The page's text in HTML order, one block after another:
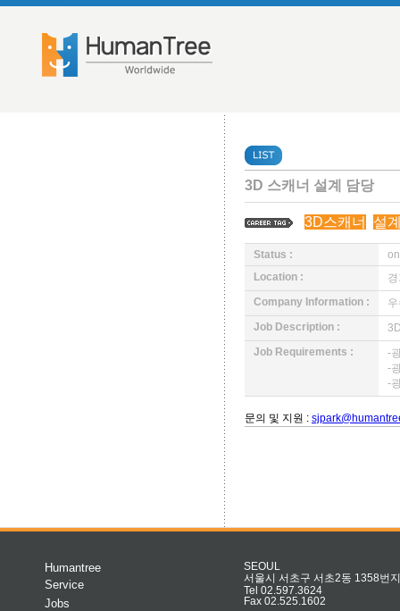
3D 스캐너 설계 담당
3D스캐너 설
Status :
Location :
Company Information :
Job Description :
Job Requirements :
-
-
-
문의 및 지원 :
Humantree
Service
Jobs
SEOUL
서울시 서초구 서초2동 1358번
Tel 02.597.3624
Fax 02.525.1602